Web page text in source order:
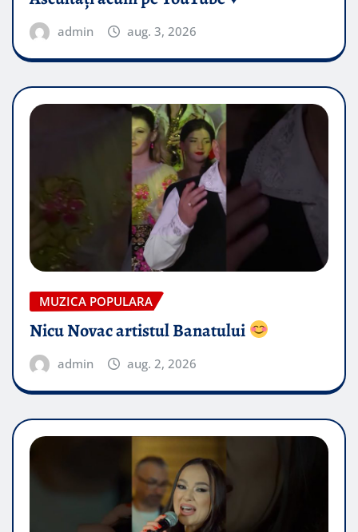
admin aug. 3, 2026
MUZICA POPULARA
Nicu Novac artistul Banatului
admin aug. 2, 2026